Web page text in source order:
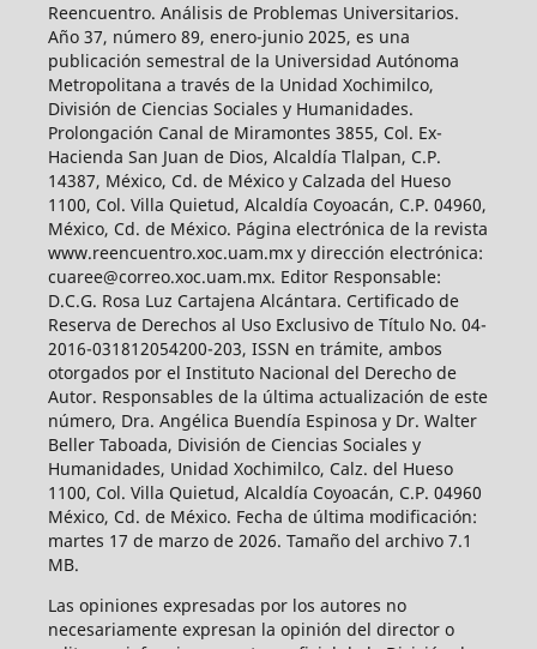
Reencuentro. Análisis de Problemas Universitarios.
Año 37, número 89, enero-junio 2025, es una
publicación semestral de la Universidad Autónoma
Metropolitana a través de la Unidad Xochimilco,
División de Ciencias Sociales y Humanidades.
Prolongación Canal de Miramontes 3855, Col. Ex-
Hacienda San Juan de Dios, Alcaldía Tlalpan, C.P.
14387, México, Cd. de México y Calzada del Hueso
1100, Col. Villa Quietud, Alcaldía Coyoacán, C.P. 04960,
México, Cd. de México. Página electrónica de la revista
www.reencuentro.xoc.uam.mx y dirección electrónica:
cuaree@correo.xoc.uam.mx. Editor Responsable:
D.C.G. Rosa Luz Cartajena Alcántara. Certificado de
Reserva de Derechos al Uso Exclusivo de Título No. 04-
2016-031812054200-203, ISSN en trámite, ambos
otorgados por el Instituto Nacional del Derecho de
Autor. Responsables de la última actualización de este
número, Dra. Angélica Buendía Espinosa y Dr. Walter
Beller Taboada, División de Ciencias Sociales y
Humanidades, Unidad Xochimilco, Calz. del Hueso
1100, Col. Villa Quietud, Alcaldía Coyoacán, C.P. 04960
México, Cd. de México. Fecha de última modificación:
martes 17 de marzo de 2026. Tamaño del archivo 7.1
MB.
Las opiniones expresadas por los autores no
necesariamente expresan la opinión del director o